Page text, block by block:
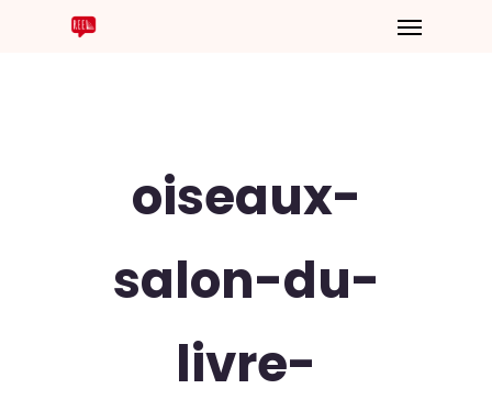
oiseaux-
salon-du-
livre-